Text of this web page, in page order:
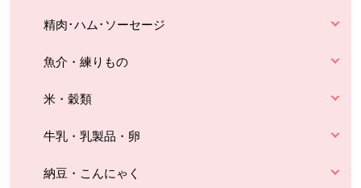
精肉･ハム･ソーセージ
魚介・練りもの
米・穀類
牛乳・乳製品・卵
納豆・こんにゃく